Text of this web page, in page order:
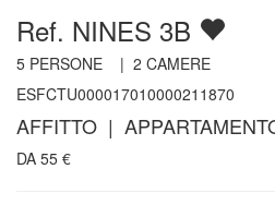
Ref. NINES 3B
5 PERSONE | 2 CAMERE
ESFCTU000017010000211870
AFFITTO |
DA 55 €